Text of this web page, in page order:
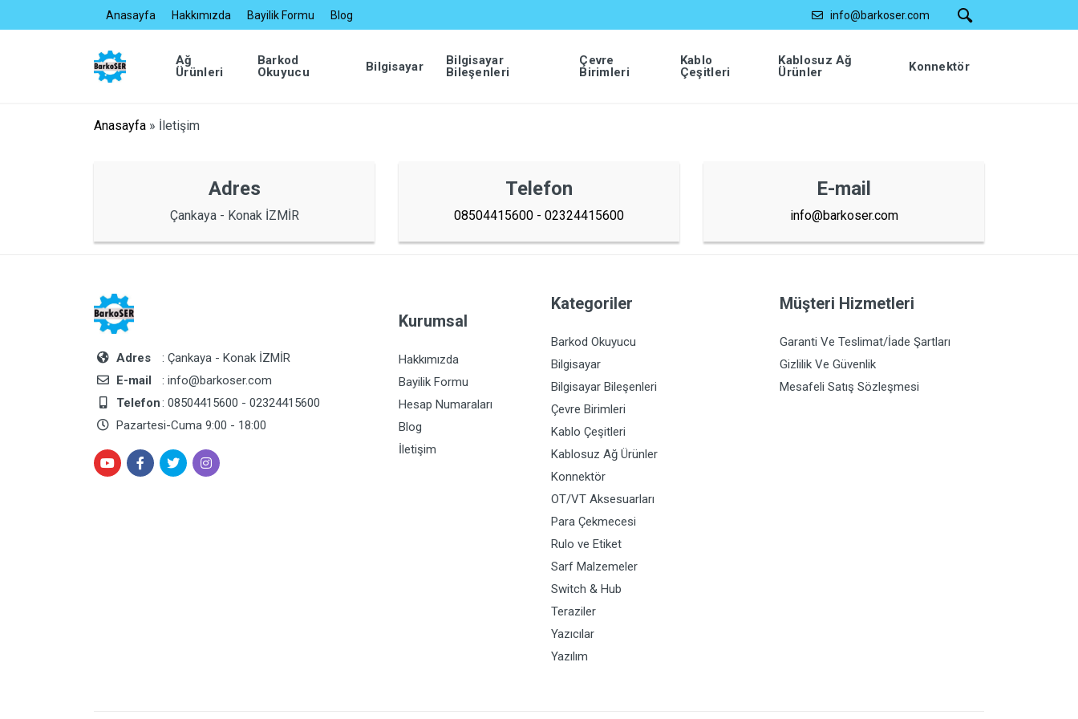
Anasayfa Hakkımızda Bayilik Formu Blog info@barkoser.com
Ağ
Ürünleri
Barkod
Okuyucu
Bilgisayar
Bilgisayar
Bileşenleri
Çevre
Birimleri
Kablo
Çeşitleri
Kablosuz Ağ
Ürünler
Konnektör
Anasayfa » İletişim
Adres
Çankaya - Konak İZMİR
Telefon
08504415600 - 02324415600
E-mail
info@barkoser.com
Adres
: Çankaya - Konak İZMİR
E-mail
: info@barkoser.com
Telefon: 08504415600 - 02324415600
Pazartesi-Cuma 9:00 - 18:00
Kurumsal
Hakkımızda
Bayilik Formu
Hesap Numaraları
Blog
İletişim
Kategoriler
Barkod Okuyucu
Bilgisayar
Bilgisayar Bileşenleri
Çevre Birimleri
Kablo Çeşitleri
Kablosuz Ağ Ürünler
Konnektör
OT/VT Aksesuarları
Para Çekmecesi
Rulo ve Etiket
Sarf Malzemeler
Switch & Hub
Teraziler
Yazıcılar
Yazılım
Müşteri Hizmetleri
Garanti Ve Teslimat/İade Şartları
Gizlilik Ve Güvenlik
Mesafeli Satış Sözleşmesi